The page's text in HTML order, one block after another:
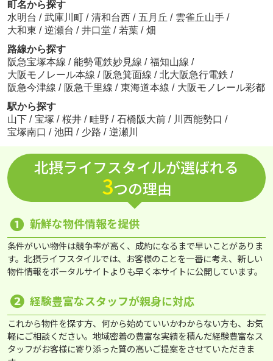
町名から探す
水明台 / 武庫川町 / 清和台西 / 五月丘 / 雲雀丘山手 /
大和東 / 逆瀬台 / 井口堂 / 若葉 / 畑
路線から探す
阪急宝塚本線 / 能勢電鉄妙見線 / 福知山線 /
大阪モノレール本線 / 阪急箕面線 / 北大阪急行電鉄 /
阪急今津線 / 阪急千里線 / 東海道本線 / 大阪モノレール彩都
駅から探す
山下 / 宝塚 / 桜井 / 畦野 / 石橋阪大前 / 川西能勢口 /
宝塚南口 / 池田 / 少路 / 逆瀬川
北摂ライフスタイルが選ばれる
3つの理由
❶ 新鮮な物件情報を提供
条件がいい物件は競争率が高く、成約になるまで早いことがありま
す。北摂ライフスタイルでは、お客様のことを一番に考え、新しい
物件情報をポータルサイトよりも早く本サイトに公開しています。
❷ 経験豊富なスタッフが親身に対応
これから物件を探す方、何から始めていいかわからない方も、お気
軽にご相談ください。地域密着の豊富な実績を積んだ経験豊富なス
タッフがお客様に寄り添った質の高いご提案をさせていただきま